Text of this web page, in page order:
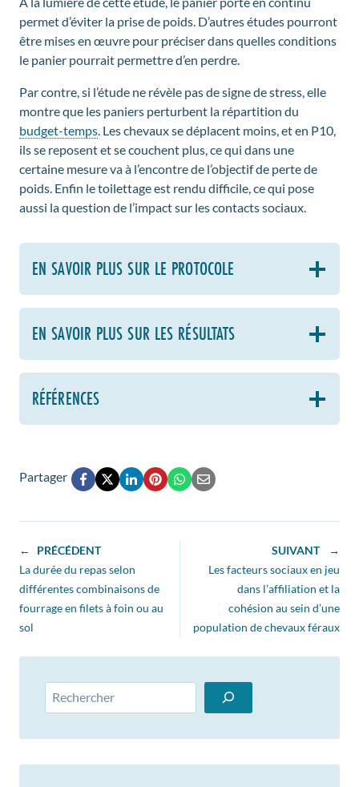
permet d’éviter la prise de poids. D’autres études pourront
être mises en œuvre pour préciser dans quelles conditions
le panier pourrait permettre d’en perdre.
Par contre, si l’étude ne révèle pas de signe de stress, elle
montre que les paniers perturbent la répartition du
budget-temps. Les chevaux se déplacent moins, et en P10,
ils se reposent et se couchent plus, ce qui dans une
certaine mesure va à l’encontre de l’objectif de perte de
poids. Enfin le toilettage est rendu difficile, ce qui pose
aussi la question de l’impact sur les contacts sociaux.
EN SAVOIR PLUS SUR LE PROTOCOLE
EN SAVOIR PLUS SUR LES RÉSULTATS
RÉFÉRENCES
Partager
←
PRÉCÉDENT
La durée du repas selon
différentes combinaisons de
fourrage en filets à foin ou au
sol
SUIVANT
→
Les facteurs sociaux en jeu
dans l’affiliation et la
cohésion au sein d’une
population de chevaux féraux
Rechercher